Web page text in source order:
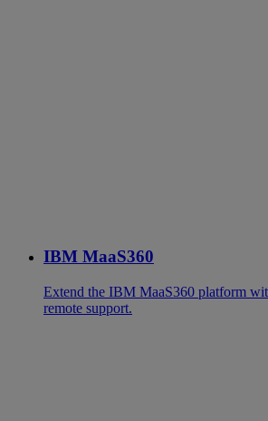
IBM MaaS360
Extend the IBM MaaS360 platform
remote support.